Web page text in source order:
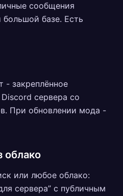
сообщения
большой базе. Есть
- закреплённое
сервера со
При обновлении мода -
облако
или любое облако:
сервера” с публичным